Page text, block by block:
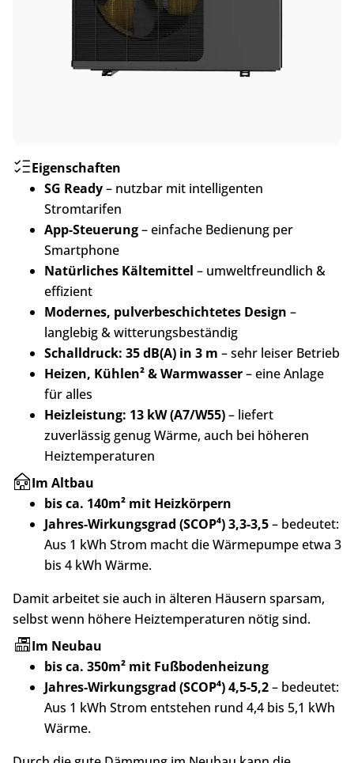
Eigenschaften
SG Ready– nutzbar mit intelligenten
Stromtarifen
App-Steuerung– einfache Bedienung per
Smartphone
Natürliches Kältemittel – umweltfreundlich &
effizient
Modernes, pulverbeschichtetes Design –
langlebig & witterungsbeständig
Schalldruck: 35 dB(A) in 3 m – sehr leiser Betrieb
Heizen, Kühlen² & Warmwasser– eine Anlage
für alles
Heizleistung: 13 kW (A7/W55)– liefert
zuverlässig genug Wärme, auch bei höheren
Heiztemperaturen
Im Altbau
bis ca. 140m² mit Heizkörpern
Jahres-Wirkungsgrad (SCOP⁴) 3,3-3,5– bedeutet:
Aus 1 kWh Strom macht die Wärmepumpe etwa 3
bis 4 kWh Wärme.
Damit arbeitet sie auch in älteren Häusern sparsam,
selbst wenn höhere Heiztemperaturen nötig sind.
Im Neubau
bis ca. 350m² mit Fußbodenheizung
Jahres-Wirkungsgrad (SCOP⁴) 4,5-5,2– bedeutet:
Aus 1 kWh Strom entstehen rund 4,4 bis 5,1 kWh
Wärme.